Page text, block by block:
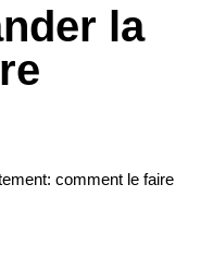
la
comment le faire